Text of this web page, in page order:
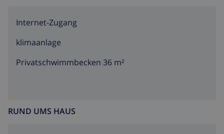
Internet-Zugang
klimaanlage
Privatschwimmbecken 36 m²
RUND UMS HAUS